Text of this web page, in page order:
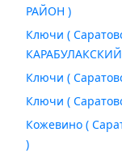
РАЙОН )
Ключи (
Ключи (
Ключи (
Кожевино (
)